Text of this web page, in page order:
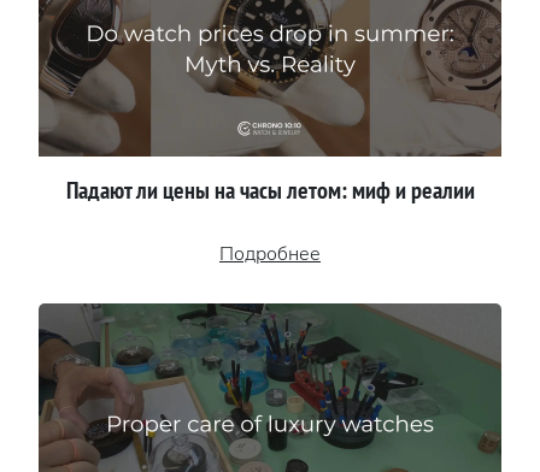
Падают ли цены на часы летом: миф и реалии
Подробнее